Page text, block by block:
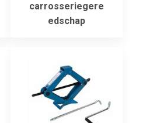
carrosseriegere
edschap